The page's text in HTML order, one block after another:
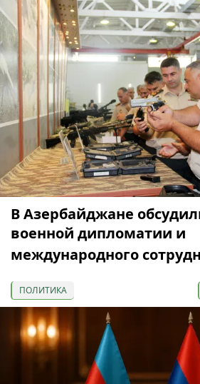
В Азербайджане
военной дипломатии и
международного
ПОЛИТИКА